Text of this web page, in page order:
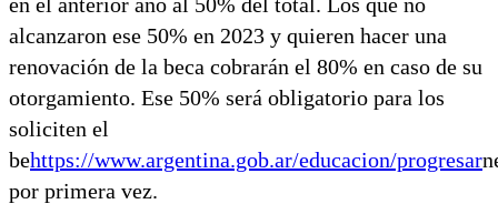
alcanzaron ese 50% en 2023 y quieren hacer una
renovación de la beca cobrarán el 80% en caso de su
otorgamiento. Ese 50% será obligatorio para los
soliciten el
behttps://www.argentina.gob.ar/educacion/progresar
por primera vez.